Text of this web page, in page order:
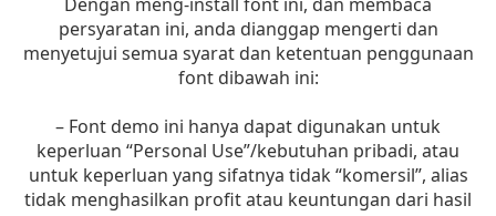
persyaratan ini, anda dianggap mengerti dan
menyetujui semua syarat dan ketentuan penggunaan
font dibawah ini:
– Font demo ini hanya dapat digunakan untuk
keperluan “Personal Use”/kebutuhan pribadi, atau
untuk keperluan yang sifatnya tidak “komersil”, alias
tidak menghasilkan profit atau keuntungan dari hasil